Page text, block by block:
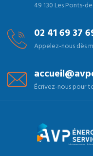
49 130 Les Ponts-
02 41 69 37
Appelez-nous dès
Écrivez-nous pour